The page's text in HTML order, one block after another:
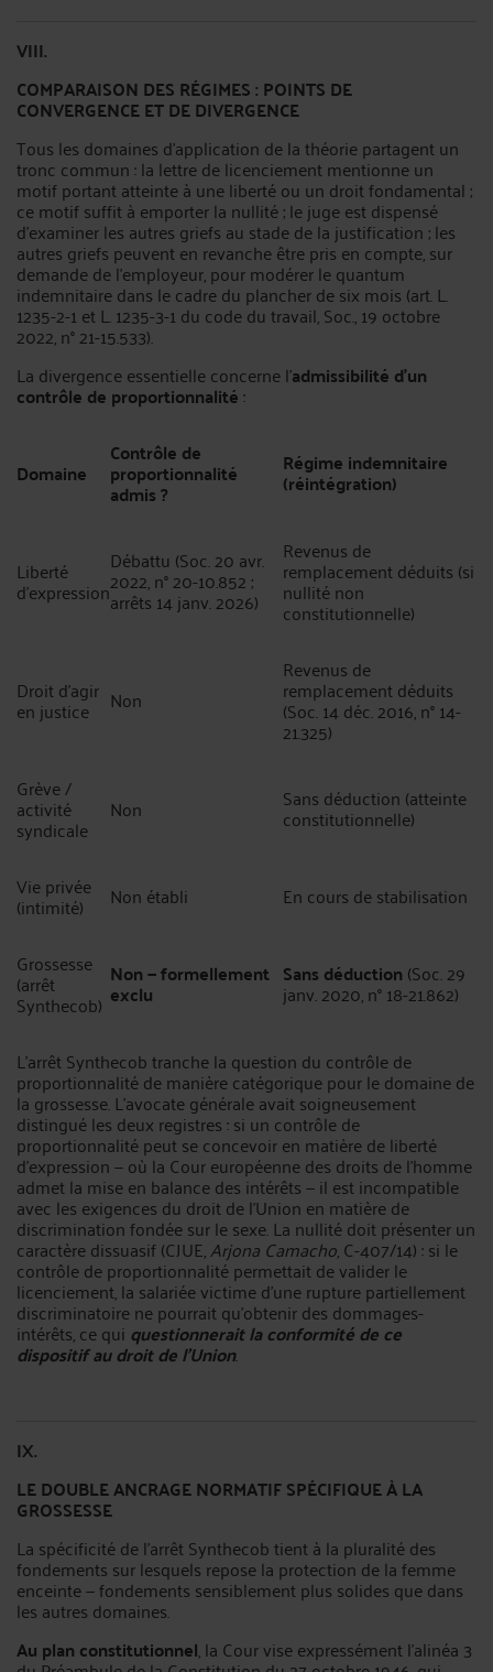
VIII.
COMPARAISON DES RÉGIMES : POINTS DE
CONVERGENCE ET DE DIVERGENCE
Tous les domaines d'application de la théorie partagent un
tronc commun : la lettre de licenciement mentionne un
motif portant atteinte à une liberté ou un droit fondamental ;
ce motif suffit à emporter la nullité ; le juge est dispensé
d'examiner les autres griefs au stade de la justification ; les
autres griefs peuvent en revanche être pris en compte, sur
demande de l'employeur, pour modérer le quantum
indemnitaire dans le cadre du plancher de six mois (art. L.
1235-2-1 et L. 1235-3-1 du code du travail, Soc., 19 octobre
2022, n° 21-15.533).
La divergence essentielle concerne l'admissibilité d'un
contrôle de proportionnalité:
Domaine
Contrôle de
proportionnalité
admis ?
Régime indemnitaire
(réintégration)
Liberté
d'expression
Débattu (Soc. 20 avr.
2022, n° 20-10.852 ;
arrêts 14 janv. 2026)
Revenus de
remplacement déduits (si
nullité non
constitutionnelle)
Droit d'agir
en justice Non
Revenus de
remplacement déduits
(Soc. 14 déc. 2016, n° 14-
21.325)
Grève /
activité
syndicale
Non Sans déduction (atteinte
constitutionnelle)
Vie privée
(intimité) Non établi En cours de stabilisation
Grossesse
(arrêt
Synthecob)
Non — formellement
exclu
Sans déduction (Soc. 29
janv. 2020, n° 18-21.862)
L'arrêt Synthecob tranche la question du contrôle de
proportionnalité de manière catégorique pour le domaine de
la grossesse. L'avocate générale avait soigneusement
distingué les deux registres : si un contrôle de
proportionnalité peut se concevoir en matière de liberté
d'expression — où la Cour européenne des droits de l'homme
admet la mise en balance des intérêts — il est incompatible
avec les exigences du droit de l'Union en matière de
discrimination fondée sur le sexe. La nullité doit présenter un
caractère dissuasif (CJUE,Arjona Camacho, C-407/14) : si le
contrôle de proportionnalité permettait de valider le
licenciement, la salariée victime d'une rupture partiellement
discriminatoire ne pourrait qu'obtenir des dommages-
intérêts, ce qui questionnerait la conformité de ce
dispositif au droit de l'Union.
IX.
LE DOUBLE ANCRAGE NORMATIF SPÉCIFIQUE À LA
GROSSESSE
La spécificité de l'arrêt Synthecob tient à la pluralité des
fondements sur lesquels repose la protection de la femme
enceinte — fondements sensiblement plus solides que dans
les autres domaines.
Au plan constitutionnel, la Cour vise expressément l'alinéa 3